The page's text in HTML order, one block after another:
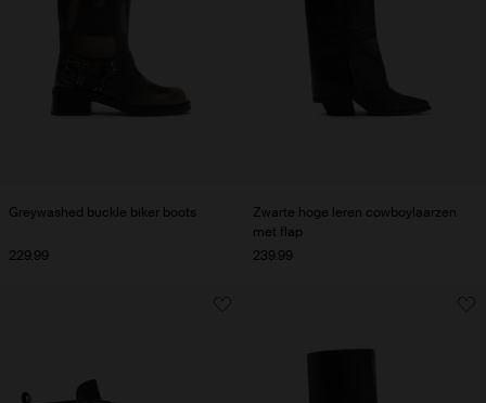
Greywashed buckle biker boots
229.99
Zwarte hoge leren cowboylaarzen
met flap
239.99